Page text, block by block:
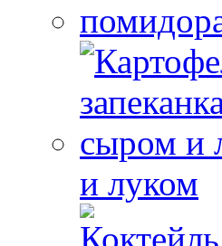
и луком